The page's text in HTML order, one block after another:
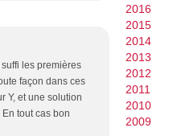
les premières
façon dans ces
Y, et une solution
tout cas bon
2016
2015
2014
2013
2012
2011
2010
2009